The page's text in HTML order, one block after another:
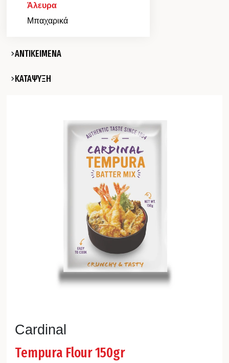
Άλευρα
Μπαχαρικά
ΑΝΤΙΚΕΙΜΕΝΑ
ΚΑΤΑΨΥΞΗ
Cardinal
Tempura Flour 150gr